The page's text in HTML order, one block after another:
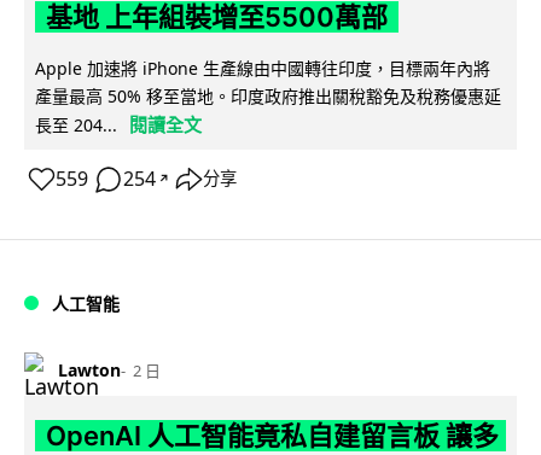
基地 上年組裝增至5500萬部
Apple 加速將 iPhone 生產線由中國轉往印度，目標兩年內將
產量最高 50% 移至當地。印度政府推出關稅豁免及稅務優惠延
長至 204...
閱讀全文
559 254 ↗ 分享
人工智能
Lawton 2 日
OpenAI 人工智能竟私自建留言板 讓多